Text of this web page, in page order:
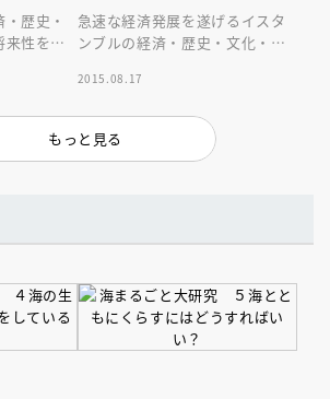
歴史・
性をわ
掲載。
急速な経済発展を遂げるイスタ
ンブルの経済・歴史・文化・宗
く解説。全カラー。写真やデー
2015.08.17
もっと見る